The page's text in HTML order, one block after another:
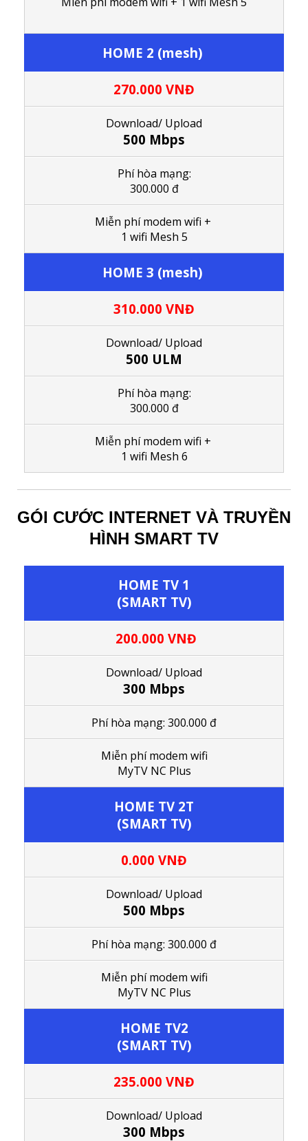
HOME 2 (mesh)
270.000 VNĐ
Download/ Upload
500 Mbps
Phí hòa mạng:
300.000 đ
Miễn phí modem wifi +
1 wifi Mesh 5
HOME 3 (mesh)
310.000 VNĐ
Download/ Upload
500 ULM
Phí hòa mạng:
300.000 đ
Miễn phí modem wifi +
1 wifi Mesh 6
GÓI CƯỚC INTERNET VÀ TRUYỀN
HÌNH SMART TV
HOME TV 1
(SMART TV)
200.000 VNĐ
Download/ Upload
300 Mbps
Phí hòa mạng: 300.000 đ
Miễn phí modem wifi
MyTV NC Plus
HOME TV 2T
(SMART TV)
0.000 VNĐ
Download/ Upload
500 Mbps
Phí hòa mạng: 300.000 đ
Miễn phí modem wifi
MyTV NC Plus
HOME TV2
(SMART TV)
235.000 VNĐ
Download/ Upload
300 Mbps